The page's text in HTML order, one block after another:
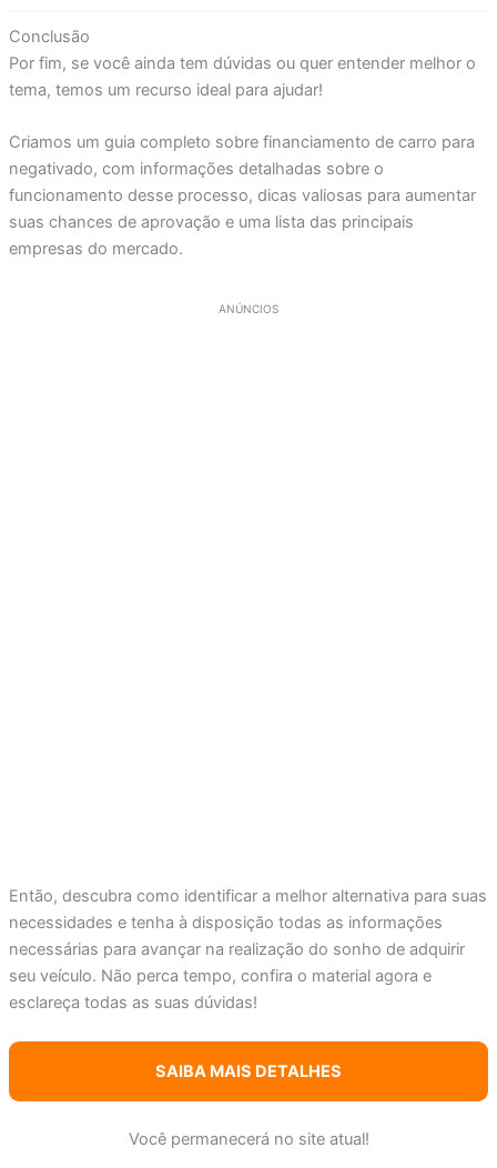
Conclusão
Por fim, se você ainda tem dúvidas ou quer entender melhor o
tema, temos um recurso ideal para ajudar!
Criamos um guia completo sobre financiamento de carro para
negativado, com informações detalhadas sobre o
funcionamento desse processo, dicas valiosas para aumentar
suas chances de aprovação e uma lista das principais
empresas do mercado.
ANÚNCIOS
Então, descubra como identificar a melhor alternativa para suas
necessidades e tenha à disposição todas as informações
necessárias para avançar na realização do sonho de adquirir
seu veículo. Não perca tempo, confira o material agora e
esclareça todas as suas dúvidas!
SAIBA MAIS DETALHES
Você permanecerá no site atual!